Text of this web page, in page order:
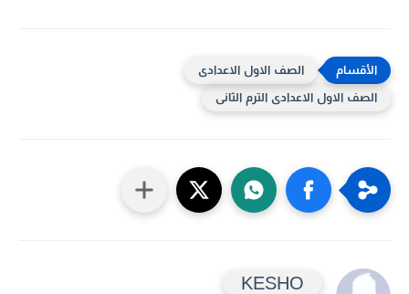
الصف الاول الاعدادى
الصف الاول الاعدادى الترم الثانى
KESHO